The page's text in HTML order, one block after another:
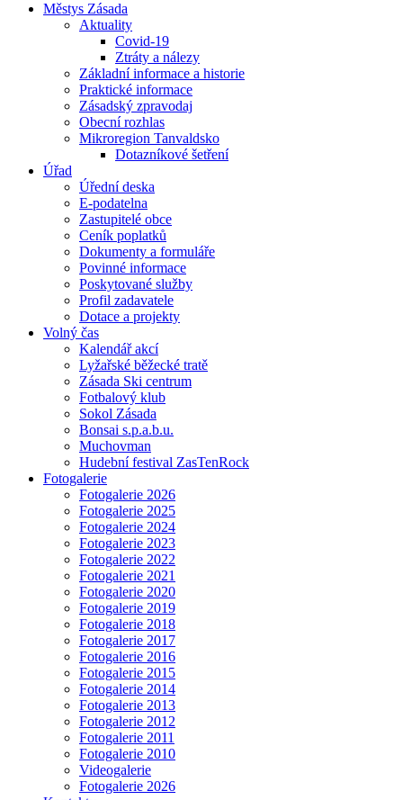
Městys Zásada
Aktuality
Covid-19
Ztráty a nálezy
Základní informace a historie
Praktické informace
Zásadský zpravodaj
Obecní rozhlas
Mikroregion Tanvaldsko
Dotazníkové šetření
Úřad
Úřední deska
E-podatelna
Zastupitelé obce
Ceník poplatků
Dokumenty a formuláře
Povinné informace
Poskytované služby
Profil zadavatele
Dotace a projekty
Volný čas
Kalendář akcí
Lyžařské běžecké tratě
Zásada Ski centrum
Fotbalový klub
Sokol Zásada
Bonsai s.p.a.b.u.
Muchovman
Hudební festival ZasTenRock
Fotogalerie
Fotogalerie 2026
Fotogalerie 2025
Fotogalerie 2024
Fotogalerie 2023
Fotogalerie 2022
Fotogalerie 2021
Fotogalerie 2020
Fotogalerie 2019
Fotogalerie 2018
Fotogalerie 2017
Fotogalerie 2016
Fotogalerie 2015
Fotogalerie 2014
Fotogalerie 2013
Fotogalerie 2012
Fotogalerie 2011
Fotogalerie 2010
Videogalerie
Fotogalerie 2026